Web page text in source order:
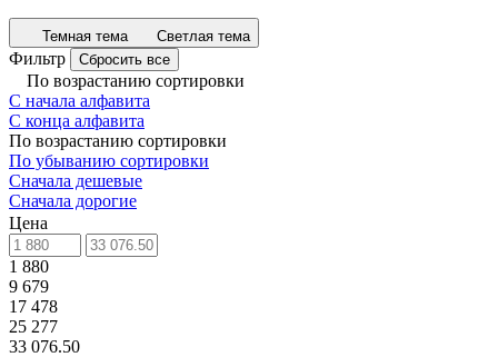
Темная тема Светлая тема
Фильтр Сбросить все
По возрастанию сортировки
С начала алфавита
С конца алфавита
По возрастанию сортировки
По убыванию сортировки
Сначала дешевые
Сначала дорогие
Цена
1 880
9 679
17 478
25 277
33 076.50